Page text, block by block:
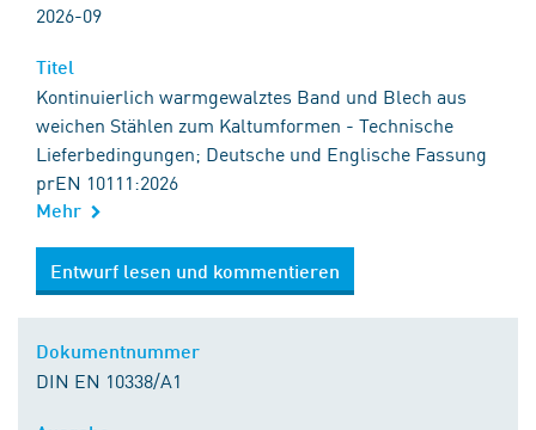
2026-09
Kontinuierlich warmgewalztes Band und Blech aus
weichen Stählen zum Kaltumformen - Technische
Lieferbedingungen; Deutsche und Englische Fassung
prEN 10111:2026
Mehr
Entwurf lesen und kommentieren
DIN EN 10338/A1